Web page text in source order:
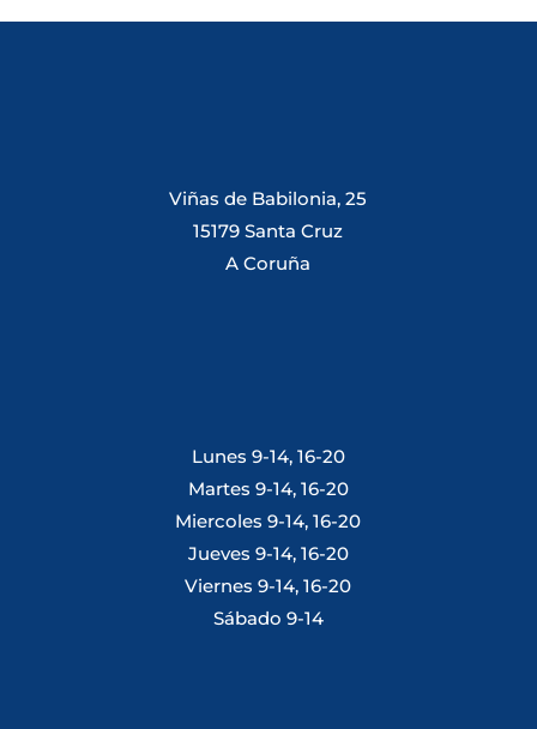
Viñas de Babilonia, 25
15179 Santa Cruz
A Coruña
Lunes 9-14, 16-20
Martes 9-14, 16-20
Miercoles 9-14, 16-20
Jueves 9-14, 16-20
Viernes 9-14, 16-20
Sábado 9-14